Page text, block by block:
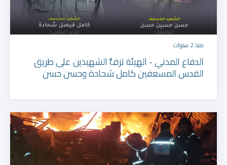
منذ 2 سنوات
الدفاع المدني - الهيئة تزفُّ الشهيدين على طريق
القدس المسعفين كامل شحادة وحسن حسن